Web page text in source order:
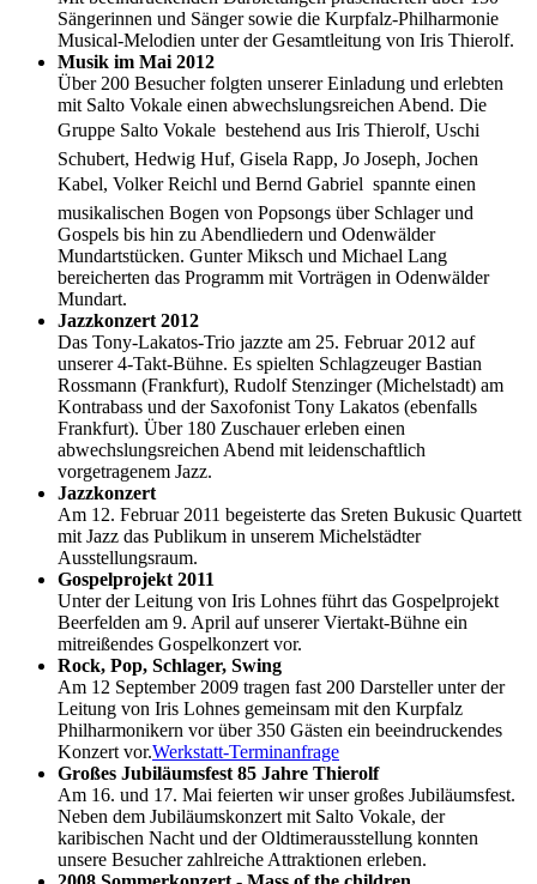
Sängerinnen und Sänger sowie die Kurpfalz-Philharmonie
Musical-Melodien unter der Gesamtleitung von Iris Thierolf.
Musik im Mai 2012
Über 200 Besucher folgten unserer Einladung und erlebten
mit Salto Vokale einen abwechslungsreichen Abend. Die
Gruppe Salto Vokale  bestehend aus Iris Thierolf, Uschi
Schubert, Hedwig Huf, Gisela Rapp, Jo Joseph, Jochen
Kabel, Volker Reichl und Bernd Gabriel  spannte einen
musikalischen Bogen von Popsongs über Schlager und
Gospels bis hin zu Abendliedern und Odenwälder
Mundartstücken. Gunter Miksch und Michael Lang
bereicherten das Programm mit Vorträgen in Odenwälder
Mundart.
Jazzkonzert 2012
Das Tony-Lakatos-Trio jazzte am 25. Februar 2012 auf
unserer 4-Takt-Bühne. Es spielten Schlagzeuger Bastian
Rossmann (Frankfurt), Rudolf Stenzinger (Michelstadt) am
Kontrabass und der Saxofonist Tony Lakatos (ebenfalls
Frankfurt). Über 180 Zuschauer erleben einen
abwechslungsreichen Abend mit leidenschaftlich
vorgetragenem Jazz.
Jazzkonzert
Am 12. Februar 2011 begeisterte das Sreten Bukusic Quartett
mit Jazz das Publikum in unserem Michelstädter
Ausstellungsraum.
Gospelprojekt 2011
Unter der Leitung von Iris Lohnes führt das Gospelprojekt
Beerfelden am 9. April auf unserer Viertakt-Bühne ein
mitreißendes Gospelkonzert vor.
Rock, Pop, Schlager, Swing
Am 12 September 2009 tragen fast 200 Darsteller unter der
Leitung von Iris Lohnes gemeinsam mit den Kurpfalz
Philharmonikern vor über 350 Gästen ein beeindruckendes
Konzert vor.Werkstatt-Terminanfrage
Großes Jubiläumsfest 85 Jahre Thierolf
Am 16. und 17. Mai feierten wir unser großes Jubiläumsfest.
Neben dem Jubiläumskonzert mit Salto Vokale, der
karibischen Nacht und der Oldtimerausstellung konnten
unsere Besucher zahlreiche Attraktionen erleben.